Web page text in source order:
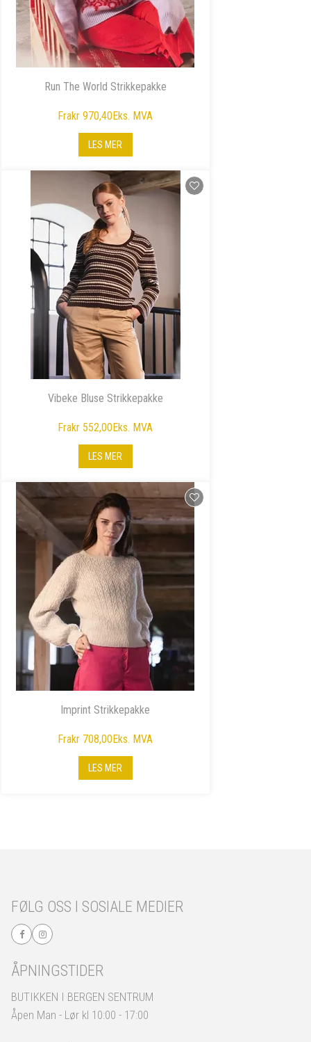
Run The World Strikkepakke
Frakr 970,40Eks. MVA
LES MER
Vibeke Bluse Strikkepakke
Frakr 552,00Eks. MVA
LES MER
Imprint Strikkepakke
Frakr 708,00Eks. MVA
LES MER
FØLG OSS I SOSIALE MEDIER
ÅPNINGSTIDER
BUTIKKEN I BERGEN SENTRUM
Åpen Man - Lør kl 10:00 - 17:00